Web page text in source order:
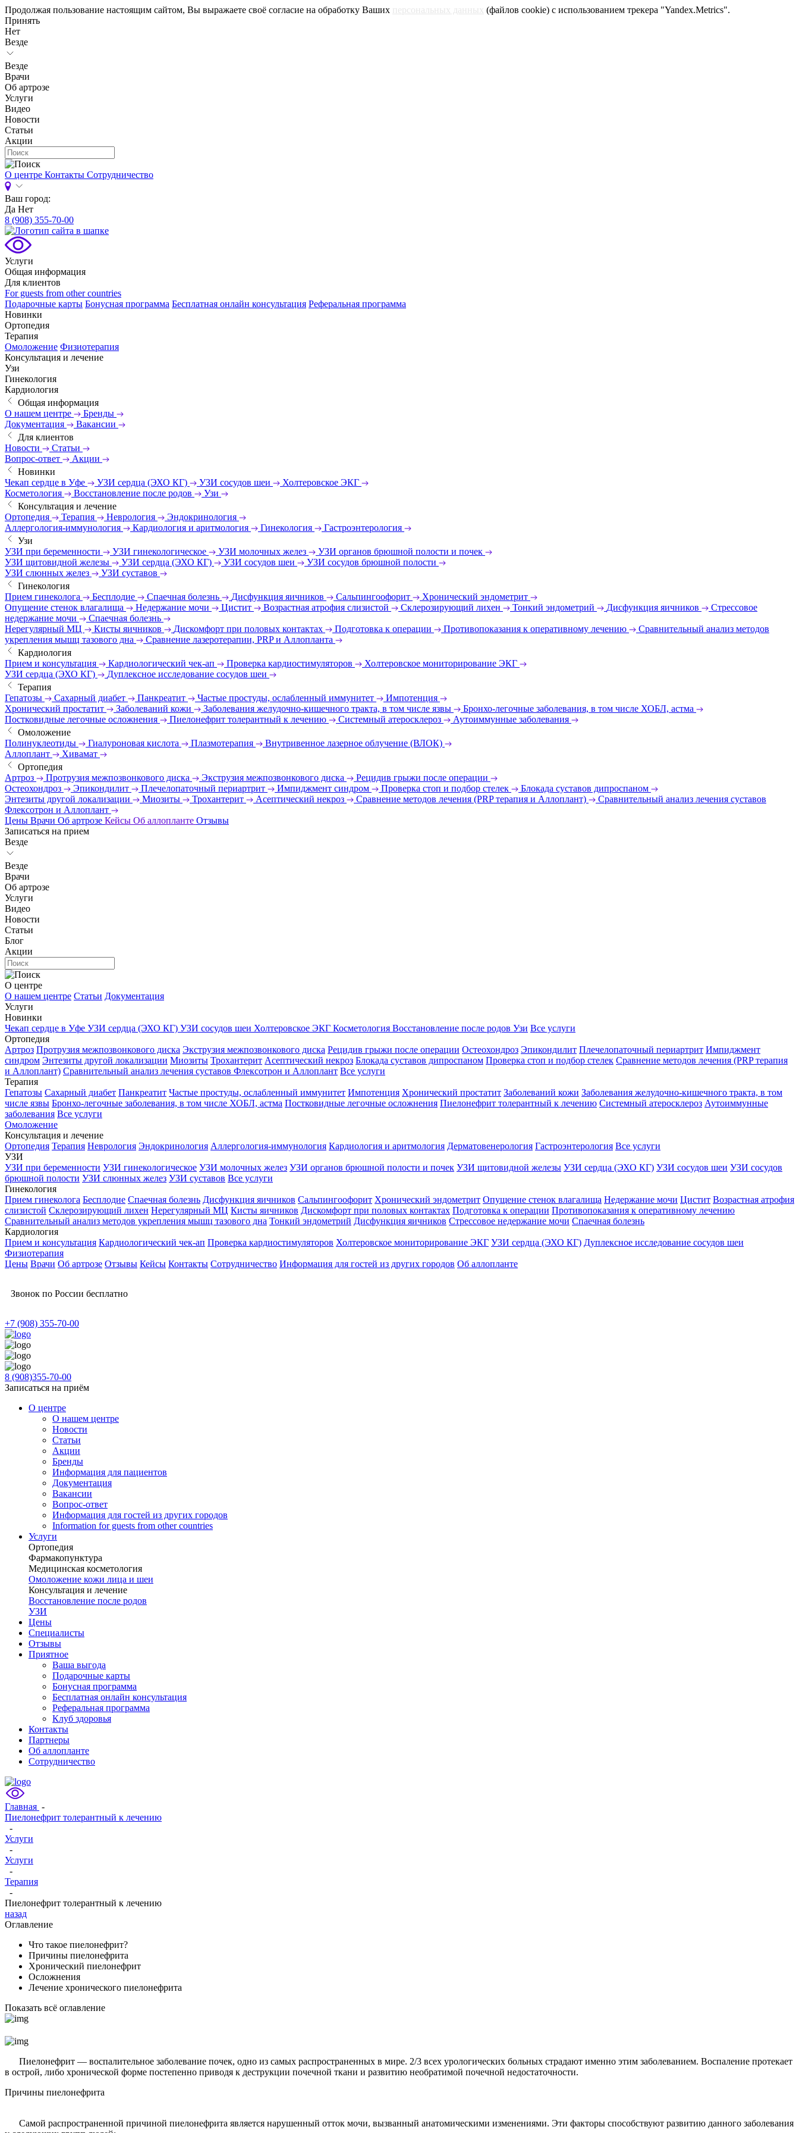
Продолжая пользование настоящим сайтом, Вы выражаете своё согласие на обработку Ваших персональных данных (файлов cookie) с использованием трекера "Yandex.Metrics".
Принять
Нет
Везде
Везде
Врачи
Об артрозе
Услуги
Видео
Новости
Статьи
Акции
О центре Контакты Сотрудничество
Ваш город:
Да Нет
8 (908) 355-70-00
Услуги
Общая информация
Для клиентов
For guests from other countries
Подарочные карты Бонусная программа Бесплатная онлайн консультация Реферальная программа
Новинки
Ортопедия
Терапия
Омоложение Физиотерапия
Консультация и лечение
Узи
Гинекология
Кардиология
Общая информация
О нашем центре
Бренды
Документация
Вакансии
Для клиентов
Новости
Статьи
Вопрос-ответ
Акции
Новинки
Чекап сердце в Уфе
УЗИ сердца (ЭХО КГ) УЗИ сосудов шеи
Холтеровское ЭКГ
Косметология
Восстановление после родов
Узи
Консультация и лечение
Ортопедия
Терапия Неврология
Эндокринология
Аллергология-иммунология
Кардиология и аритмология Гинекология
Гастроэнтерология
Узи
УЗИ при беременности
УЗИ гинекологическое УЗИ молочных желез
УЗИ органов брюшной полости и почек
УЗИ щитовидной железы
УЗИ сердца (ЭХО КГ) УЗИ сосудов шеи
УЗИ сосудов брюшной полости
УЗИ слюнных желез
УЗИ суставов
Гинекология
Прием гинеколога
Бесплодие Спаечная болезнь Дисфункция яичников Сальпингоофорит
Хронический эндометрит
Опущение стенок влагалища
Недержание мочи Цистит Возрастная атрофия слизистой Склерозирующий лихен Тонкий эндометрий Дисфункция яичников
Стрессовое
недержание мочи
Спаечная болезнь
Нерегулярный МЦ
Кисты яичников Дискомфорт при половых контактах Подготовка к операции Противопоказания к оперативному лечению
Сравнительный анализ методов
укрепления мышц тазового дна
Сравнение лазеротерапии, PRP и Аллопланта
Кардиология
Прием и консультация
Кардиологический чек-ап Проверка кардиостимуляторов
Холтеровское мониторирование ЭКГ
УЗИ сердца (ЭХО КГ)
Дуплексное исследование сосудов шеи
Терапия
Гепатозы
Сахарный диабет Панкреатит Частые простуды, ослабленный иммунитет
Импотенция
Хронический простатит
Заболеваний кожи Заболевания желудочно-кишечного тракта, в том числе язвы
Бронхо-легочные заболевания, в том числе ХОБЛ, астма
Постковидные легочные осложнения
Пиелонефрит толерантный к лечению Системный атеросклероз
Аутоиммунные заболевания
Омоложение
Полинуклеотиды
Гиалуроновая кислота Плазмотерапия
Внутривенное лазерное облучение (ВЛОК)
Аллоплант
Хивамат
Ортопедия
Артроз
Протрузия межпозвонкового диска Экструзия межпозвонкового диска
Рецидив грыжи после операции
Остеохондроз
Эпикондилит Плечелопаточный периартрит Импиджмент синдром Проверка стоп и подбор стелек
Блокада суставов дипроспаном
Энтезиты другой локализации
Миозиты Трохантерит Асептический некроз Сравнение методов лечения (PRP терапия и Аллоплант)
Сравнительный анализ лечения суставов
Флексотрон и Аллоплант
Цены Врачи Об артрозе Кейсы Об аллопланте Отзывы
Записаться на прием
Везде
Везде
Врачи
Об артрозе
Услуги
Видео
Новости
Статьи
Блог
Акции
О центре
О нашем центре Статьи Документация
Услуги
Новинки
Чекап сердце в Уфе УЗИ сердца (ЭХО КГ) УЗИ сосудов шеи Холтеровское ЭКГ Косметология Восстановление после родов Узи Все услуги
Ортопедия
Артроз Протрузия межпозвонкового диска Экструзия межпозвонкового диска Рецидив грыжи после операции Остеохондроз Эпикондилит Плечелопаточный периартрит Импиджмент
синдром Энтезиты другой локализации Миозиты Трохантерит Асептический некроз Блокада суставов дипроспаном Проверка стоп и подбор стелек Сравнение методов лечения (PRP терапия
и Аллоплант) Сравнительный анализ лечения суставов Флексотрон и Аллоплант Все услуги
Терапия
Гепатозы Сахарный диабет Панкреатит Частые простуды, ослабленный иммунитет Импотенция Хронический простатит Заболеваний кожи Заболевания желудочно-кишечного тракта, в том
числе язвы Бронхо-легочные заболевания, в том числе ХОБЛ, астма Постковидные легочные осложнения Пиелонефрит толерантный к лечению Системный атеросклероз Аутоиммунные
заболевания Все услуги
Омоложение
Консультация и лечение
Ортопедия Терапия Неврология Эндокринология Аллергология-иммунология Кардиология и аритмология Дерматовенерология Гастроэнтерология Все услуги
УЗИ
УЗИ при беременности УЗИ гинекологическое УЗИ молочных желез УЗИ органов брюшной полости и почек УЗИ щитовидной железы УЗИ сердца (ЭХО КГ) УЗИ сосудов шеи УЗИ сосудов
брюшной полости УЗИ слюнных желез УЗИ суставов Все услуги
Гинекология
Прием гинеколога Бесплодие Спаечная болезнь Дисфункция яичников Сальпингоофорит Хронический эндометрит Опущение стенок влагалища Недержание мочи Цистит Возрастная атрофия
слизистой Склерозирующий лихен Нерегулярный МЦ Кисты яичников Дискомфорт при половых контактах Подготовка к операции Противопоказания к оперативному лечению
Сравнительный анализ методов укрепления мышц тазового дна Тонкий эндометрий Дисфункция яичников Стрессовое недержание мочи Спаечная болезнь
Кардиология
Прием и консультация Кардиологический чек-ап Проверка кардиостимуляторов Холтеровское мониторирование ЭКГ УЗИ сердца (ЭХО КГ) Дуплексное исследование сосудов шеи
Физиотерапия
Цены Врачи Об артрозе Отзывы Кейсы Контакты Сотрудничество Информация для гостей из других городов Об аллопланте
Звонок по России бесплатно
+7 (908) 355-70-00
8 (908)355-70-00
Записаться на приём
О центре
О нашем центре
Новости
Статьи
Акции
Бренды
Информация для пациентов
Документация
Вакансии
Вопрос-ответ
Информация для гостей из других городов
Information for guests from other countries
Услуги
Ортопедия
Фармакопунктура
Медицинская косметология
Омоложение кожи лица и шеи
Консультация и лечение
Восстановление после родов
УЗИ
Цены
Специалисты
Отзывы
Приятное
Ваша выгода
Подарочные карты
Бонусная программа
Бесплатная онлайн консультация
Реферальная программа
Клуб здоровья
Контакты
Партнеры
Об аллопланте
Сотрудничество
Главная -
Пиелонефрит толерантный к лечению
-
Услуги
-
Услуги
-
Терапия
-
Пиелонефрит толерантный к лечению
назад
Оглавление
Что такое пиелонефрит?
Причины пиелонефрита
Хронический пиелонефрит
Осложнения
Лечение хронического пиелонефрита
Показать всё оглавление
Пиелонефрит — воспалительное заболевание почек, одно из самых распространенных в мире. 2/3 всех урологических больных страдают именно этим заболеванием. Воспаление протекает
в острой, либо хронической форме постепенно приводя к деструкции почечной ткани и развитию необратимой почечной недостаточности.
Причины пиелонефрита
Самой распространенной причиной пиелонефрита является нарушенный отток мочи, вызванный анатомическими изменениями. Эти факторы способствуют развитию данного заболевания